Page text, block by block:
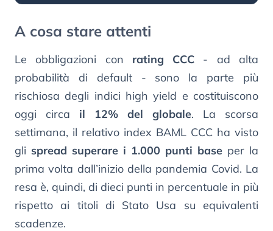
A cosa stare attenti
Le obbligazioni con rating CCC - ad alta
probabilità di default - sono la parte più
rischiosa degli indici high yield e costituiscono
oggi circa il 12% del globale. La scorsa
settimana, il relativo index BAML CCC ha visto
gli spread superare i 1.000 punti base per la
prima volta dall’inizio della pandemia Covid. La
resa è, quindi, di dieci punti in percentuale in più
rispetto ai titoli di Stato Usa su equivalenti
scadenze.